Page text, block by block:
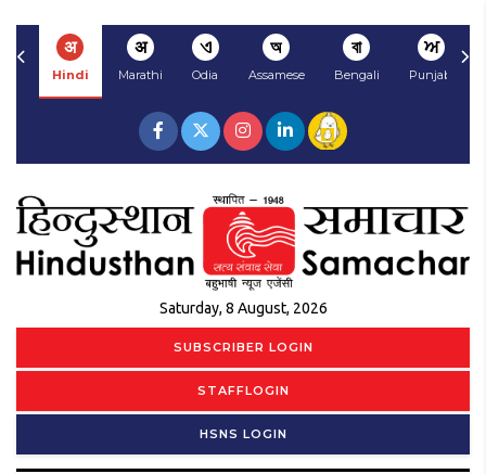
अ
Hindi
अ
Marathi
ଏ
Odia
অ
Assamese
বা
Bengali
ਅ
Punjabi
Saturday, 8 August, 2026
SUBSCRIBER LOGIN
STAFFLOGIN
HSNS LOGIN